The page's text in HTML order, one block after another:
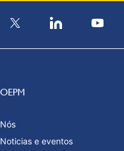
OEPM
Nós
Noticias e eventos